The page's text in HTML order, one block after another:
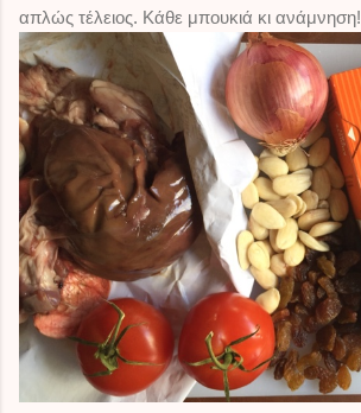
απλώς τέλειος. Κάθε μπουκιά κι ανάμνηση!